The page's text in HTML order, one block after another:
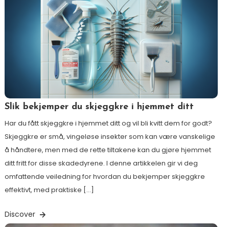
Slik bekjemper du skjeggkre i hjemmet ditt
Har du fått skjeggkre i hjemmet ditt og vil bli kvitt dem for godt?
Skjeggkre er små, vingeløse insekter som kan være vanskelige
å håndtere, men med de rette tiltakene kan du gjøre hjemmet
ditt fritt for disse skadedyrene. I denne artikkelen gir vi deg
omfattende veiledning for hvordan du bekjemper skjeggkre
effektivt, med praktiske […]
Discover